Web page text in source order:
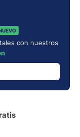
con nuestros